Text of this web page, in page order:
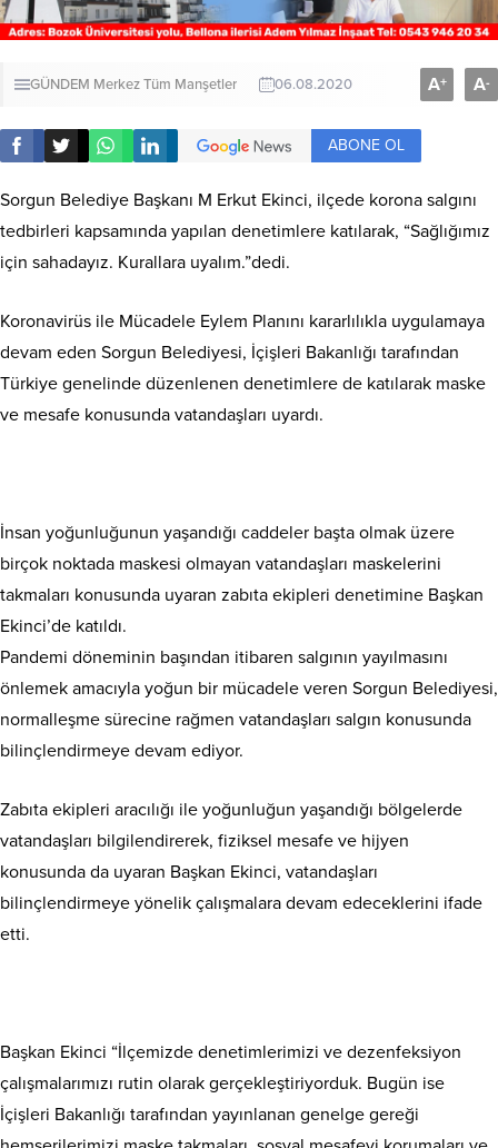
GÜNDEM MerkezTüm Manşetler 06.08.2020 A+ A-
ABONE OL
Sorgun Belediye Başkanı M Erkut Ekinci, ilçede korona salgını
tedbirleri kapsamında yapılan denetimlere katılarak, “Sağlığımız
için sahadayız. Kurallara uyalım.”dedi.
Koronavirüs ile Mücadele Eylem Planını kararlılıkla uygulamaya
devam eden Sorgun Belediyesi, İçişleri Bakanlığı tarafından
Türkiye genelinde düzenlenen denetimlere de katılarak maske
ve mesafe konusunda vatandaşları uyardı.
İnsan yoğunluğunun yaşandığı caddeler başta olmak üzere
birçok noktada maskesi olmayan vatandaşları maskelerini
takmaları konusunda uyaran zabıta ekipleri denetimine Başkan
Ekinci’de katıldı.
Pandemi döneminin başından itibaren salgının yayılmasını
önlemek amacıyla yoğun bir mücadele veren Sorgun Belediyesi,
normalleşme sürecine rağmen vatandaşları salgın konusunda
bilinçlendirmeye devam ediyor.
Zabıta ekipleri aracılığı ile yoğunluğun yaşandığı bölgelerde
vatandaşları bilgilendirerek, fiziksel mesafe ve hijyen
konusunda da uyaran Başkan Ekinci, vatandaşları
bilinçlendirmeye yönelik çalışmalara devam edeceklerini ifade
etti.
Başkan Ekinci “İlçemizde denetimlerimizi ve dezenfeksiyon
çalışmalarımızı rutin olarak gerçekleştiriyorduk. Bugün ise
İçişleri Bakanlığı tarafından yayınlanan genelge gereği